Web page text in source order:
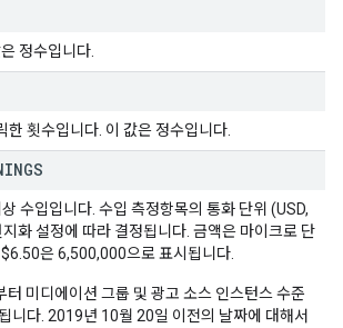
정수입니다.
한 횟수입니다. 이 값은 정수입니다.
수입입니다. 수입 측정항목의 통화 단위 (USD,
화 설정에 따라 결정됩니다. 금액은 마이크로 단
은 6,500,000으로 표시됩니다.
미디에이션 그룹 및 광고 소스 인스턴스 수준
니다. 2019년 10월 20일 이전의 날짜에 대해서